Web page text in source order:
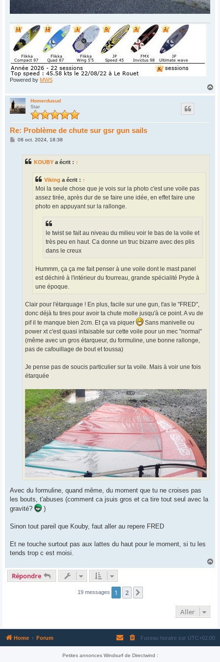
Powered by MWS
Homerdusud
Star
Re: Problème de chute sur gsr gun sails
M08 oct. 2024, 18:38
KOUBY a écrit : ↑
Viking a écrit : ↑
Moi la seule chose que je vois sur la photo c'est une voile pas
assez tirée, après dur de se faire une idée, en effet faire une
photo en appuyant sur la rallonge.
le twist se fait au niveau du milieu voir le bas de la voile et
très peu en haut. Ca donne un truc bizarre avec des plis
dans le creux
Hummm, ça ça me fait penser à une voile dont le mast panel
est déchiré à l'intérieur du fourreau, grande spécialité Pryde à
une époque.
Clair pour l'étarquage ! En plus, facile sur une gun, t'as le "FRED",
donc déjà tu tires pour avoir ta chute molle jusqu'à ce point. A vu de
pif il te manque bien 2cm. Et ça va piquer
Sans manivelle ou
power xt c'est quasi infaisable sur cette voile pour un mec "normal"
(même avec un gros étarqueur, du formuline, une bonne rallonge,
pas de cafouillage de bout et toussa)
Je pense pas de soucis particulier sur ta voile. Mais à voir une fois
étarquée
Avec du formuline, quand même, du moment que tu ne croises pas
les bouts, t'abuses (comment ca jsuis gros et ca tire tout seul avec la
gravité?
)
Sinon tout pareil que Kouby, faut aller au repere FRED
Et ne touche surtout pas aux lattes du haut pour le moment, si tu les
tends trop c est moisi.
a
Répondre
19 messages 1 2
Aller
Home Forum Fuseau horaire sur UTC+02:00
Petites annonces Windsurf de Directwind :